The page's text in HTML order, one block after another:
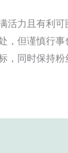
活力且有利
，但谨慎行
同时保持粉